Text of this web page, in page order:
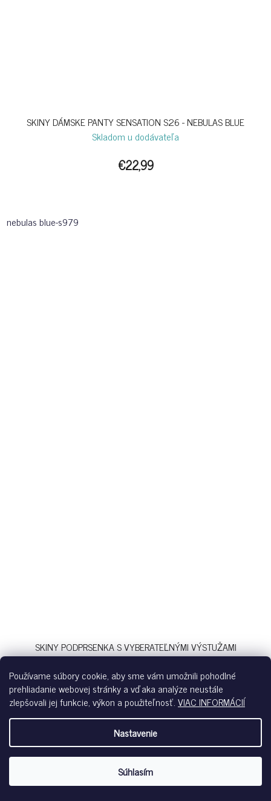
Používame súbory cookie, aby sme vám umožnili pohodlné
prehliadanie webovej stránky a vďaka analýze neustále
zlepšovali jej funkcie, výkon a použiteľnosť.VIAC INFORMÁCIÍ
Nastavenie
Súhlasím
SKINY DÁMSKE PANTY SENSATION S26 - NEBULAS BLUE
Skladom u dodávateľa
€22,99
nebulas blue-s979
SKINY PODPRSENKA S VYBERATEĽNÝMI VÝSTUŽAMI
SENSATION S26 - CRABAPPLE
Skladom
€47,99
crabapple-a079